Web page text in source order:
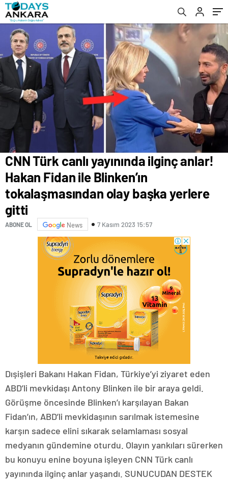
başka yerlere gitti
CNN Türk canlı yayınında ilginç anlar!
Hakan Fidan ile Blinken’ın
tokalaşmasından olay başka yerlere
gitti
ABONE OL News 7 Kasım 2023 15:57
Dışişleri Bakanı Hakan Fidan, Türkiye’yi ziyaret eden
ABD’li mevkidaşı Antony Blinken ile bir araya geldi.
Görüşme öncesinde Blinken’ı karşılayan Bakan
Fidan’ın, ABD’li mevkidaşının sarılmak istemesine
karşın sadece elini sıkarak selamlaması sosyal
medyanın gündemine oturdu. Olayın yankıları sürerken
bu konuyu enine boyuna işleyen CNN Türk canlı
yayınında ilginç anlar yaşandı. SUNUCUDAN DESTEK